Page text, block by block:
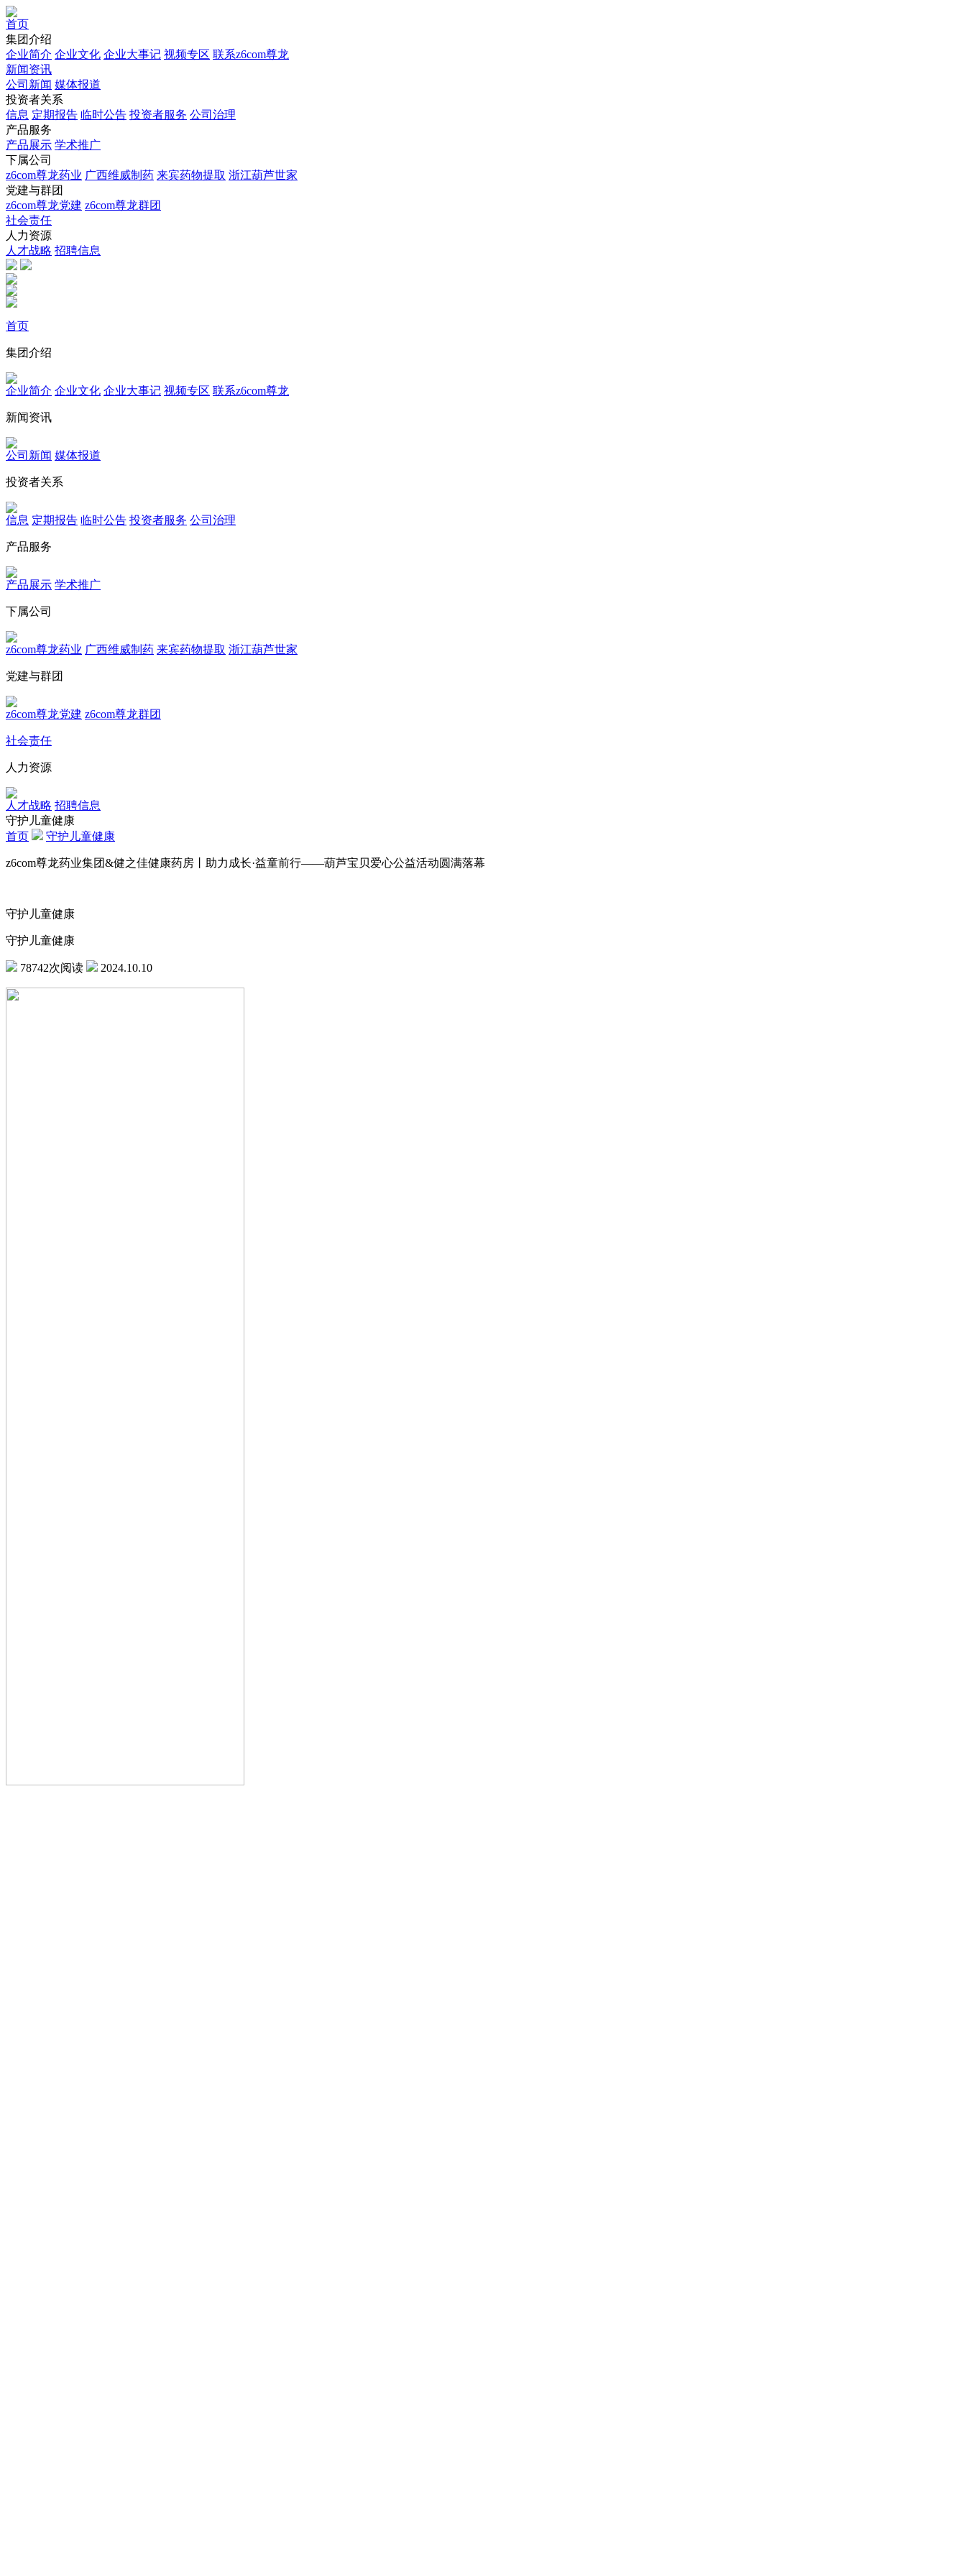
首页
集团介绍
企业简介 企业文化 企业⼤事记 视频专区 联系z6com尊龙
新闻资讯
公司新闻 媒体报道
投资者关系
信息 定期报告 临时公告 投资者服务 公司治理
产品服务
产品展示 学术推广
下属公司
z6com尊龙药业 广西维威制药 来宾药物提取 浙江葫芦世家
党建与群团
z6com尊龙党建 z6com尊龙群团
社会责任
人力资源
人才战略 招聘信息
首页
集团介绍
企业简介 企业文化 企业⼤事记 视频专区 联系z6com尊龙
新闻资讯
公司新闻 媒体报道
投资者关系
信息 定期报告 临时公告 投资者服务 公司治理
产品服务
产品展示 学术推广
下属公司
z6com尊龙药业 广西维威制药 来宾药物提取 浙江葫芦世家
党建与群团
z6com尊龙党建 z6com尊龙群团
社会责任
人力资源
人才战略 招聘信息
守护儿童健康
首页
守护儿童健康
z6com尊龙药业集团&健之佳健康药房丨助力成长·益童前行——葫芦宝贝爱心公益活动圆满落幕
守护儿童健康
守护儿童健康
78742次阅读 2024.10.10